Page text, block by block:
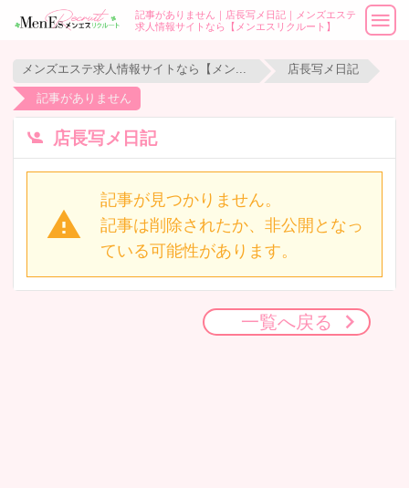
記事がありません｜店長写メ日記｜メンズエステ
求人情報サイトなら【メンエスリクルート】
店長写メ日記
記事がありません
店長写メ日記
記事が見つかりません。
記事は削除されたか、非公開となっ
ている可能性があります。
一覧へ戻る